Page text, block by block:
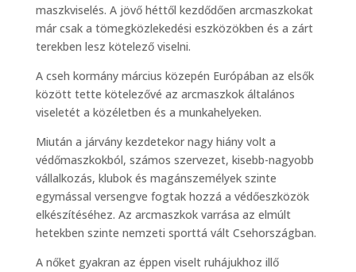
maszkviselés. A jövő héttől kezdődően arcmaszkokat
már csak a tömegközlekedési eszközökben és a zárt
terekben lesz kötelező viselni.
A cseh kormány március közepén Európában az elsők
között tette kötelezővé az arcmaszkok általános
viseletét a közéletben és a munkahelyeken.
Miután a járvány kezdetekor nagy hiány volt a
védőmaszkokból, számos szervezet, kisebb-nagyobb
vállalkozás, klubok és magánszemélyek szinte
egymással versengve fogtak hozzá a védőeszközök
elkészítéséhez. Az arcmaszkok varrása az elmúlt
hetekben szinte nemzeti sporttá vált Csehországban.
A nőket gyakran az éppen viselt ruhájukhoz illő